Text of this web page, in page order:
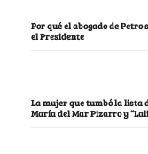
Por qué el abogado de
el Presidente
La mujer que tumbó la lista
María del Mar Pizarro y